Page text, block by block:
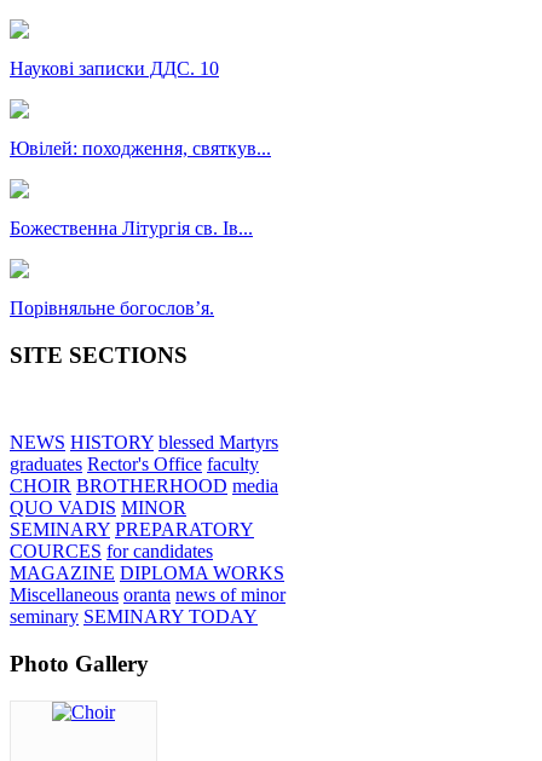
Наукові записки ДДС. 10
Ювілей: походження, святкув...
Божественна Літургія св. Ів...
Порівняльне богословʼя.
SITE SECTIONS
NEWS HISTORY blessed Martyrs
graduates Rector's Office faculty
CHOIR BROTHERHOOD media
QUO VADIS MINOR
SEMINARY PREPARATORY
COURCES for candidates
MAGAZINE DIPLOMA WORKS
Miscellaneous oranta news of minor
seminary SEMINARY TODAY
Photo Gallery